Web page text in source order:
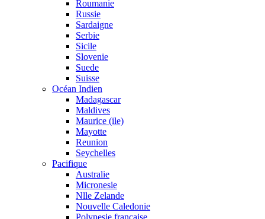
Roumanie
Russie
Sardaigne
Serbie
Sicile
Slovenie
Suede
Suisse
Océan Indien
Madagascar
Maldives
Maurice (ile)
Mayotte
Reunion
Seychelles
Pacifique
Australie
Micronesie
Nlle Zelande
Nouvelle Caledonie
Polynesie francaise